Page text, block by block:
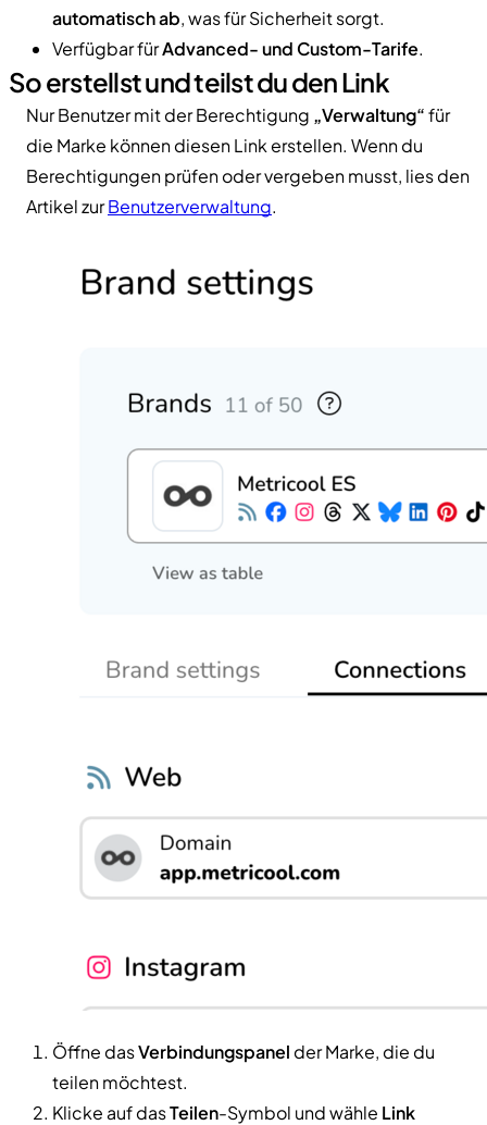
automatisch ab, was für Sicherheit sorgt.
Verfügbar fürAdvanced- und Custom-Tarife.
So erstellst und teilst du den Link
Nur Benutzer mit der Berechtigung „Verwaltung“für
die Marke können diesen Link erstellen. Wenn du
Berechtigungen prüfen oder vergeben musst, lies den
Artikel zurBenutzerverwaltung.
Öffne dasVerbindungspanel der Marke, die du
teilen möchtest.
Klicke auf dasTeilen-Symbol und wähle Link